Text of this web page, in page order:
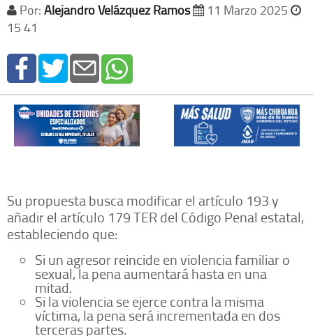
Por: Alejandro Velázquez Ramos
11 Marzo 2025
15 41
Su propuesta busca modificar el artículo 193 y
añadir el artículo 179 TER del Código Penal estatal,
estableciendo que:
Si un agresor reincide en violencia familiar o
sexual, la pena aumentará hasta en una
mitad.
Si la violencia se ejerce contra la misma
víctima, la pena será incrementada en dos
terceras partes.